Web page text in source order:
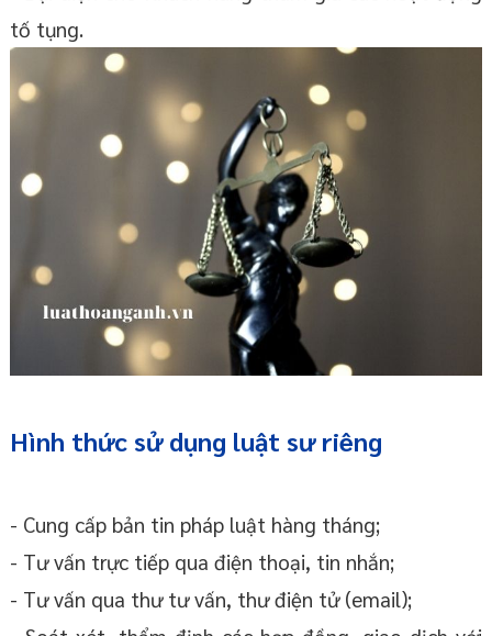
tố tụng.
Hình thức sử dụng luật sư riêng
- Cung cấp bản tin pháp luật hàng tháng;
- Tư vấn trực tiếp qua điện thoại, tin nhắn;
- Tư vấn qua thư tư vấn, thư điện tử (email);